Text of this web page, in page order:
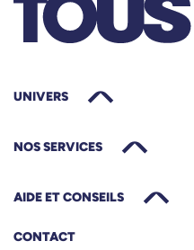
UNIVERS
NOS SERVICES
AIDE ET CONSEILS
CONTACT